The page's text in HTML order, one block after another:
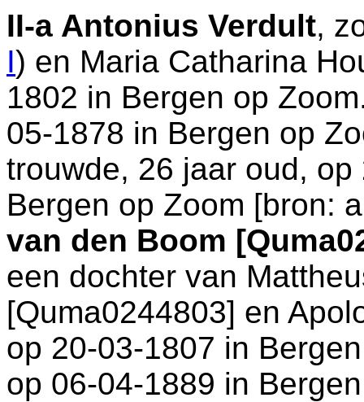
II-a Antonius Verdult,
I) en Maria Catharina
1802 in Bergen op Zoom
05-1878 in Bergen op
trouwde, 26 jaar oud,
Bergen op Zoom [bron:
van den Boom
een dochter van
[Quma0244803] en
op 20-03-1807 in
op 06-04-1889 in